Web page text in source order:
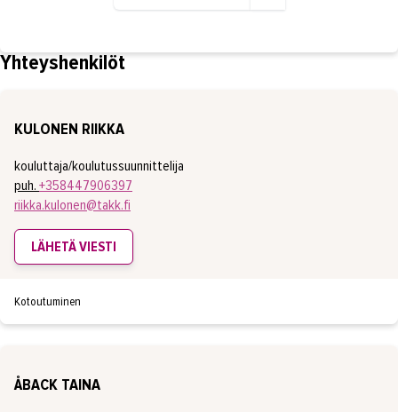
Yhteyshenkilöt
KULONEN RIIKKA
kouluttaja/koulutussuunnittelija
puh. +358447906397
riikka.kulonen@takk.fi
LÄHETÄ VIESTI
Kotoutuminen
ÅBACK TAINA